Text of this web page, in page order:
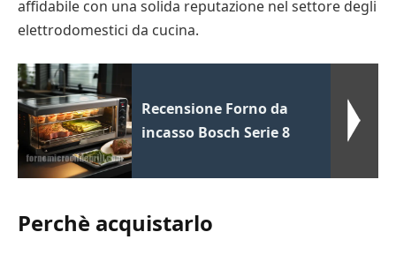
affidabile con una solida reputazione nel settore degli
elettrodomestici da cucina.
Recensione Forno da
incasso Bosch Serie 8
Perchè acquistarlo